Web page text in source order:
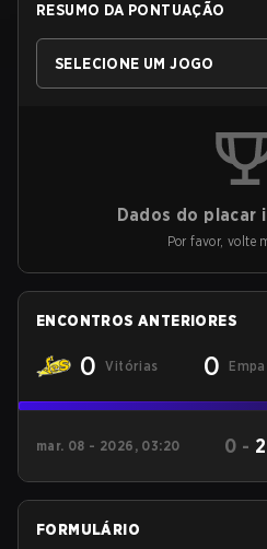
RESUMO DA PONTUAÇÃO
SELECIONE UM JOGO
Dados do placar
Por favor, volte
ENCONTROS ANTERIORES
0 Vitórias 0
mar. 08 - 2026, 03:20 0 - 2
FORMULÁRIO